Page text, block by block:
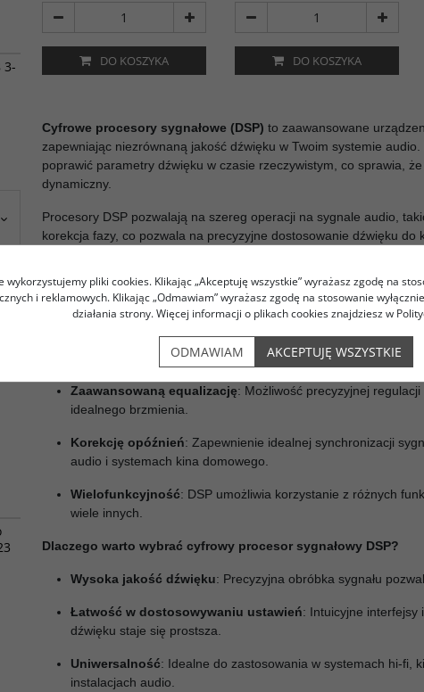
DSP-408 jest możliwość użycia
go w domu lub samochodzie
czyni go idealnym dodatkiem do
domowego lub samochodowego
DO KOSZYKA DO KOSZYKA
Cyfrowe procesory sygnałowe (DSP) to zaawansowane
zapewniając niezrównaną jakość dźwięku w Twoim systemie
poprawić parametry dźwięku w czasie rzeczywistym, co sprawia,
dynamiczny.
Procesory DSP pozwalają na szereg operacji na sygnale audio,
korekcja fazy, co pozwala na precyzyjne dostosowanie dźwięku
budujesz system audio do swojego salonu, czy profesjonalną
Cyfrowy procesor sygnałowy (DSP)to niezbędne narzędzie w
Optymalizację akustyki: Dzięki DSP możesz dostosować
Zaawansowaną equalizację: Możliwość precyzyjnej
idealnego brzmienia.
Korekcję opóźnień: Zapewnienie idealnej synchronizacji
audio i systemach kina domowego.
Wielofunkcyjność: DSP umożliwia korzystanie z różnych
wiele innych.
Dlaczego warto wybrać cyfrowy procesor sygnałowy DSP?
Wysoka jakość dźwięku: Precyzyjna obróbka sygnału
Łatwość w dostosowywaniu ustawień: Intuicyjne interfejsy
dźwięku staje się prostsza.
Uniwersalność: Idealne do zastosowania w systemach hi-fi,
instalacjach audio.
3-
wykorzystujemy pliki cookies. Klikając „Akceptuję wszystkie” wyrażasz zgodę na
i reklamowych. Klikając „Odmawiam” wyrażasz zgodę na stosowanie
działania strony. Więcej informacji o plikach cookies znajdziesz w
ODMAWIAM AKCEPTUJĘ WSZYSTKIE